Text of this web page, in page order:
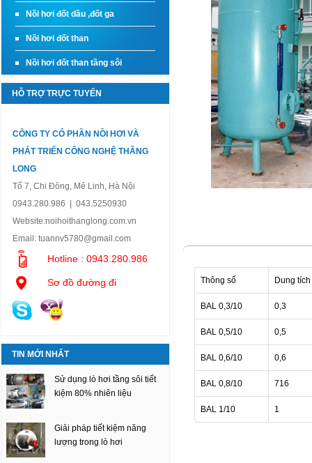
Nồi hơi đốt dầu ,đốt ga
Nồi hơi đốt than
Nồi hơi đốt than tầng sôi
HỖ TRỢ TRỰC TUYẾN
CÔNG TY CỔ PHẦN NỒI HƠI VÀ
PHÁT TRIỂN CÔNG NGHỆ THĂNG
LONG
Tổ 7, Chi Đông, Mê Linh, Hà Nội
0943.280.986 | 043.5250930
Website:noihoithanglong.com.vn
Email: tuannv5780@gmail.com
Hotline : 0943.280.986
Sơ đồ đường đi
TIN MỚI NHẤT
Sử dụng lò hơi tầng sôi tiết
kiệm 80% nhiên liệu
Giải pháp tiết kiệm năng
lượng trong lò hơi
Thông số Dung
BAL 0,3/10 0,3
BAL 0,5/10 0,5
BAL 0,6/10 0,6
BAL 0,8/10 716
BAL 1/10 1